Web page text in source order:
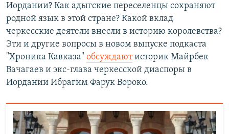
Иордании? Как адыгские переселенцы сохраняют
родной язык в этой стране? Какой вклад
черкесские деятели внесли в историю королевства?
Эти и другие вопросы в новом выпуске подкаста
"Хроника Кавказа" обсуждаютисторик Майрбек
Вачагаев и экс-глава черкесской диаспоры в
Иордании Ибрагим Фарук Вороко.